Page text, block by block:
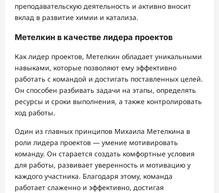
преподавательскую деятельность и активно вносит
вклад в развитие химии и катализа.
Метелкин в качестве лидера проектов
Как лидер проектов, Метелкин обладает уникальными
навыками, которые позволяют ему эффективно
работать с командой и достигать поставленных целей.
Он способен разбивать задачи на этапы, определять
ресурсы и сроки выполнения, а также контролировать
ход работы.
Один из главных принципов Михаила Метелкина в
роли лидера проектов — умение мотивировать
команду. Он старается создать комфортные условия
для работы, развивает уверенность и мотивацию у
каждого участника. Благодаря этому, команда
работает слаженно и эффективно, достигая